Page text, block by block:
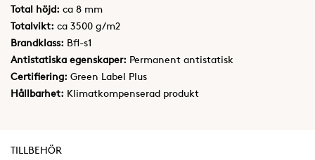
Total höjd: ca 8 mm
Totalvikt: ca 3500 g/m2
Brandklass: Bfl-s1
Antistatiska egenskaper: Permanent antistatisk
Certifiering: Green Label Plus
Hållbarhet: Klimatkompenserad produkt
TILLBEHÖR